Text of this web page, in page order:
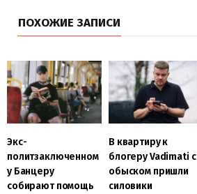
ПОХОЖИЕ ЗАПИСИ
Экс-
политзаключенном
у Банцеру
собирают помощь
В квартиру к
блогеру Vadimati с
обыском пришли
силовики